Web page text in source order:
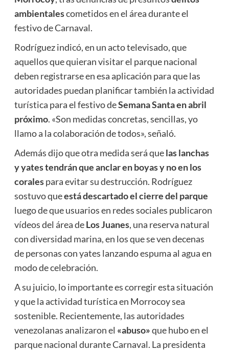
ambientalescometidos en el área durante el
festivo de Carnaval.
Rodríguez indicó, en un acto televisado, que
aquellos que quieran visitar el parque nacional
deben registrarse en esa aplicación para que las
autoridades puedan planificar también la actividad
turística para el festivo deSemana Santa en abril
próximo. «Son medidas concretas, sencillas, yo
llamo a la colaboración de todos», señaló.
Además dijo que otra medida será quelas lanchas
y yates tendrán que anclar en boyas y no en los
coralespara evitar su destrucción. Rodríguez
sostuvo queestá descartado el cierre del parque
luego de que usuarios en redes sociales publicaron
vídeos del área deLos Juanes, una reserva natural
con diversidad marina, en los que se ven decenas
de personas con yates lanzando espuma al agua en
modo de celebración.
A su juicio, lo importante es corregir esta situación
y que la actividad turística en Morrocoy sea
sostenible. Recientemente, las autoridades
venezolanas analizaron el «abuso»que hubo en el
parque nacional durante Carnaval. La presidenta